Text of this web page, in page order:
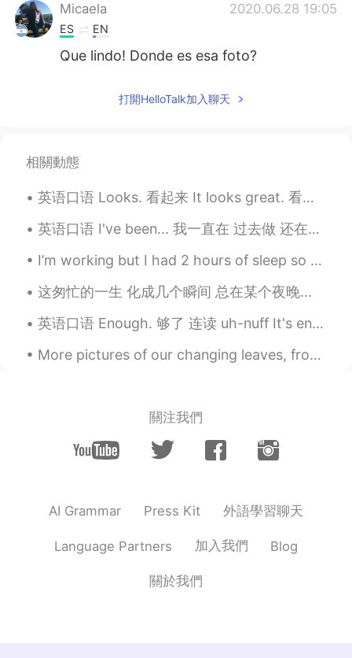
Micaela 2020.06.28 19:05
ES EN
Que lindo! Donde es esa foto?
Asly
felices
打開HelloTalk加入聊天
相關動態
英语口语 Looks. 看起来 It looks great. 看起来太棒了 He looks handsome. 他看起来很帅 This looks nice. 这个看起来好看 It lo...
英语口语 I've been... 我一直在 过去做 还在做 I've been waiting for you. I've been studying all night. I've...
I’m working but I had 2 hours of sleep so I’m drinking this! But I have to hide it from the kids ...
这匆忙的一生 化成几个瞬间 总在某个夜晚悄悄来到我身边 在浩瀚的人海 你曾飘向何处 就像两朵浪花我们相遇后分开 这短暂的一生 留下几个瞬间 就在这个夜晚悄悄来到我身边 在熟悉的路上 依然涌动着...
英语口语 Enough. 够了 连读 uh-nuff It's enough. 够了 I've had enough. 我受够了 Enough! 够了！ Enough is enough....
More pictures of our changing leaves, from local parks in town
關注我們
AI Grammar Press Kit 外語學習聊天
Language Partners 加入我們 Blog
關於我們